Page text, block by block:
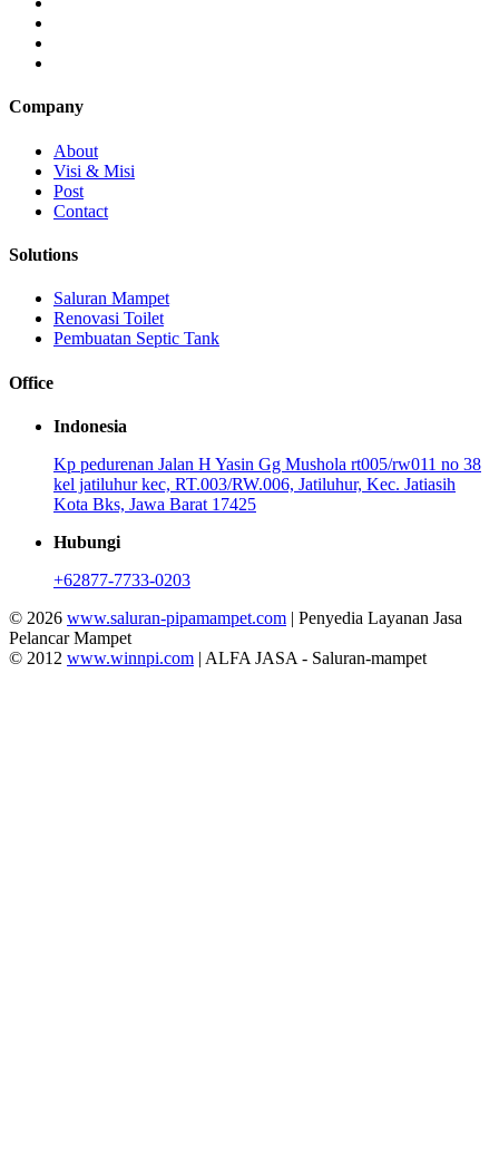
Company
About
Visi & Misi
Post
Contact
Solutions
Saluran Mampet
Renovasi Toilet
Pembuatan Septic Tank
Office
Indonesia
Kp pedurenan Jalan H Yasin Gg Mushola rt005/rw011 no 38
kel jatiluhur kec, RT.003/RW.006, Jatiluhur, Kec. Jatiasih
Kota Bks, Jawa Barat 17425
Hubungi
+62877-7733-0203
© 2026 www.saluran-pipamampet.com | Penyedia Layanan Jasa
Pelancar Mampet
© 2012 www.winnpi.com | ALFA JASA - Saluran-mampet